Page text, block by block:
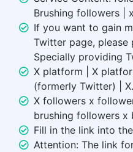
Brushing followers |
If you want to gain
Twitter page, please
Specially providing
X platform | X
(formerly Twitter) |
X followers x
brushing followers
Fill in the link into
Attention: The link